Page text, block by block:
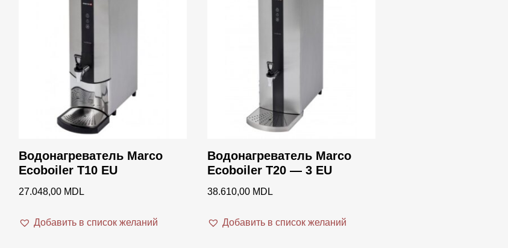
Faema
Franke
ISI
Водонагреватель Marco
Ecoboiler T10 EU
27.048,00 MDL
Добавить в список желаний
Водонагреватель Marco
Ecoboiler T20 — 3 EU
38.610,00 MDL
Добавить в список желаний